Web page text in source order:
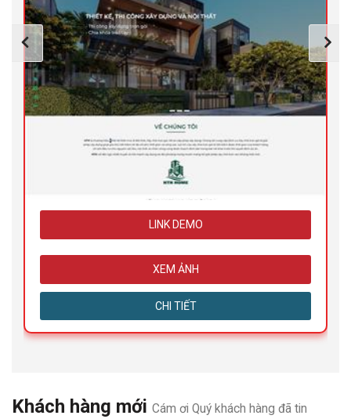
LINK DEMO
XEM ẢNH
CHI TIẾT
Khách hàng mới Cám ơi Quý khách hàng đã tin